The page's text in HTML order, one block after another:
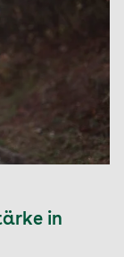
in